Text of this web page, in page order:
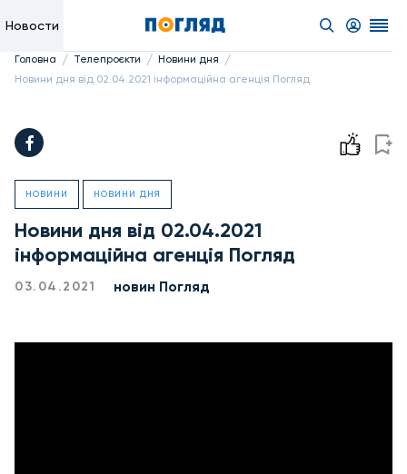
Новости
Головна / Телепроєкти / Новини дня /
Новини дня від 02.04.2021 інформаційна агенція Погляд
НОВИНИ НОВИНИ ДНЯ
Новини дня від 02.04.2021
інформаційна агенція Погляд
03.04.2021 новин Погляд